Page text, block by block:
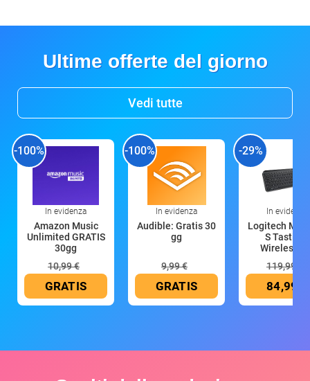
Ultime offerte del giorno
Vedi tutte
-100%
In evidenza
Amazon Music
Unlimited GRATIS
30gg
10,99 €
GRATIS
-100%
In evidenza
Audible: Gratis 30
gg
9,99 €
GRATIS
-29%
In evidenza
Logitech MX
S Tastiera
Wireless
119,99 €
84,99 €